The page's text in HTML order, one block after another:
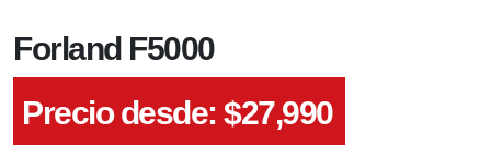
Forland F5000
Precio desde: $27,990